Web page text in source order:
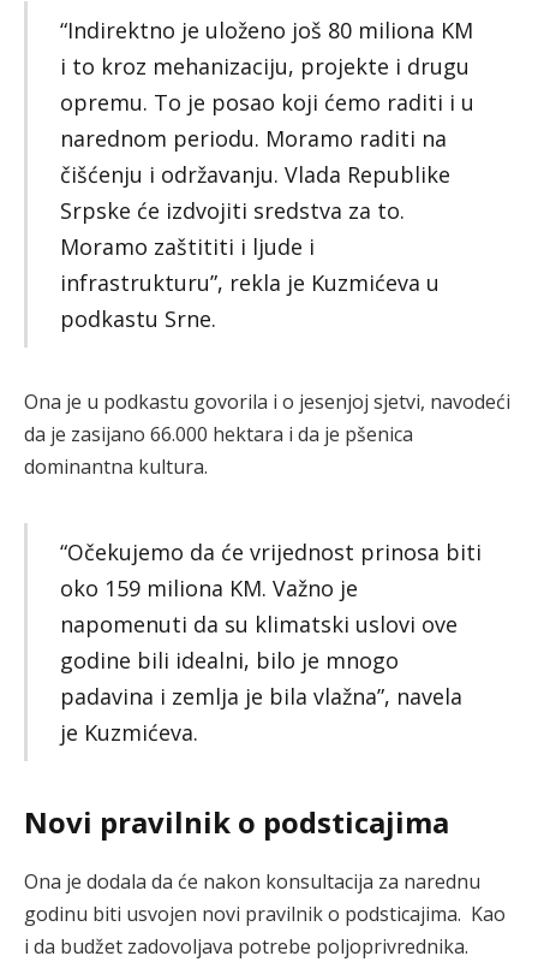
“Indirektno je uloženo još 80 miliona KM
i to kroz mehanizaciju, projekte i drugu
opremu. To je posao koji ćemo raditi i u
narednom periodu. Moramo raditi na
čišćenju i održavanju. Vlada Republike
Srpske će izdvojiti sredstva za to.
Moramo zaštititi i ljude i
infrastrukturu”, rekla je Kuzmićeva u
podkastu Srne.
Ona je u podkastu govorila i o jesenjoj sjetvi, navodeći
da je zasijano 66.000 hektara i da je pšenica
dominantna kultura.
“Očekujemo da će vrijednost prinosa biti
oko 159 miliona KM. Važno je
napomenuti da su klimatski uslovi ove
godine bili idealni, bilo je mnogo
padavina i zemlja je bila vlažna”, navela
je Kuzmićeva.
Novi pravilnik o podsticajima
Ona je dodala da će nakon konsultacija za narednu
godinu biti usvojen novi pravilnik o podsticajima. Kao
i da budžet zadovoljava potrebe poljoprivrednika.